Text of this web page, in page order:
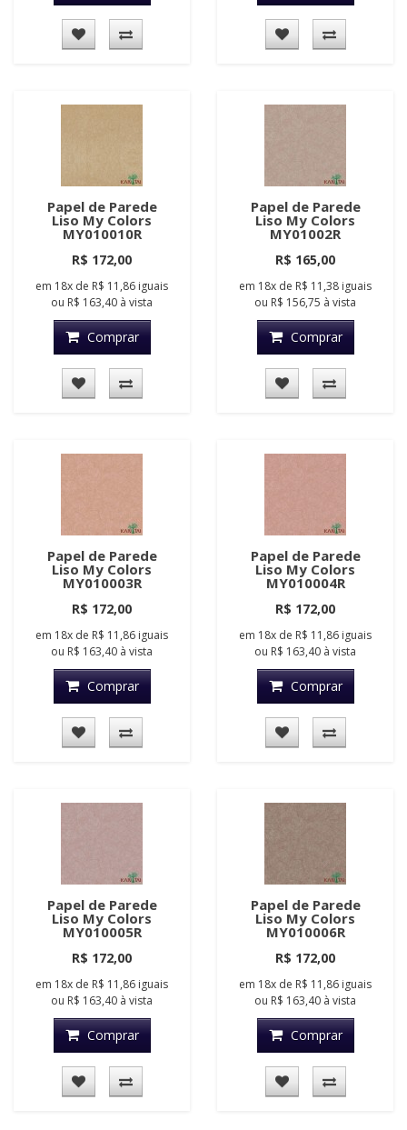
Papel de Parede
Liso My Colors
MY010010R
R$ 172,00
em 18x de R$ 11,86 iguais
ou R$ 163,40 à vista
Comprar
Papel de Parede
Liso My Colors
MY01002R
R$ 165,00
em 18x de R$ 11,38 iguais
ou R$ 156,75 à vista
Comprar
Papel de Parede
Liso My Colors
MY010003R
R$ 172,00
em 18x de R$ 11,86 iguais
ou R$ 163,40 à vista
Comprar
Papel de Parede
Liso My Colors
MY010004R
R$ 172,00
em 18x de R$ 11,86 iguais
ou R$ 163,40 à vista
Comprar
Papel de Parede
Liso My Colors
MY010005R
R$ 172,00
em 18x de R$ 11,86 iguais
ou R$ 163,40 à vista
Comprar
Papel de Parede
Liso My Colors
MY010006R
R$ 172,00
em 18x de R$ 11,86 iguais
ou R$ 163,40 à vista
Comprar